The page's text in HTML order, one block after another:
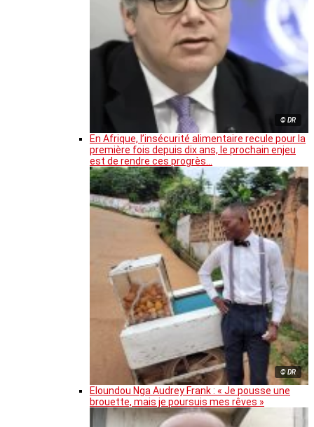
© DR
En Afrique, l’insécurité alimentaire recule pour la
première fois depuis dix ans, le prochain enjeu
est de rendre ces progrès…
© DR
Eloundou Nga Audrey Frank : « Je pousse une
brouette, mais je poursuis mes rêves »